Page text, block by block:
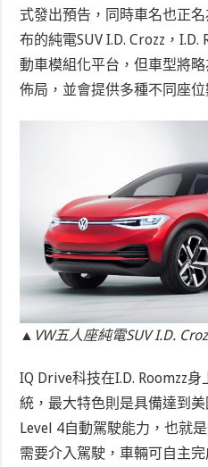
式發出預告，同時車名也正
布的純電SUV I.D. Crozz，
動車模組化平台，但車型將
佈局，並會提供多種不同座位
▲VW五人座純電SUV I.D.
IQ Drive科技在I.D. Roomzz
統，最大特色則是具備達到
Level 4自動駕駛能力，也就
需要介入駕駛，車輛可自主